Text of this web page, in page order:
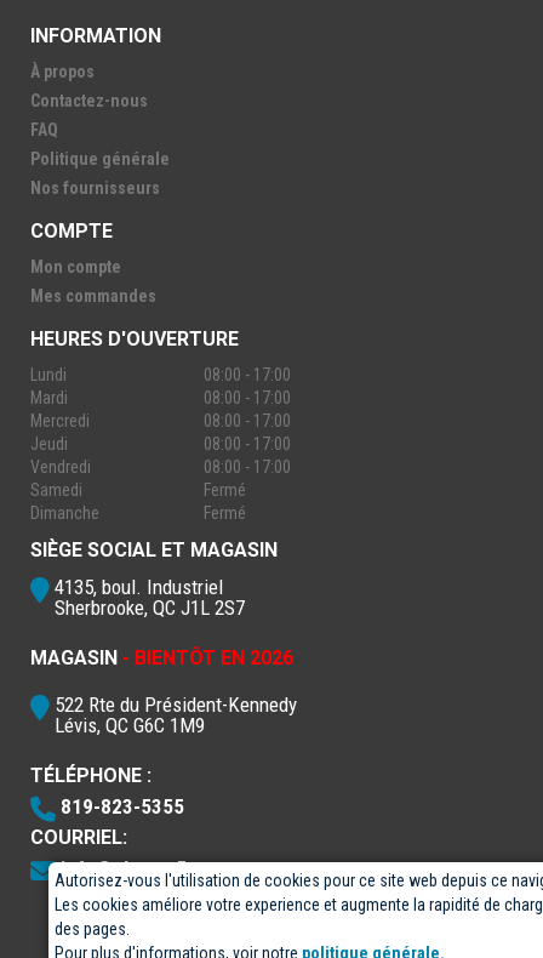
Autorisez-vous l'utilisation de cookies pour ce site web depuis ce
Les cookies améliore votre experience et augmente la rapidité de
des pages.
Pour plus d'informations, voir notre politique générale.
INFORMATION
À propos
Contactez-nous
FAQ
Politique générale
Nos fournisseurs
COMPTE
Mon compte
Mes commandes
HEURES D'OUVERTURE
Lundi
08:00 - 17:00
Mardi
08:00 - 17:00
Mercredi
08:00 - 17:00
Jeudi
08:00 - 17:00
Vendredi
08:00 - 17:00
Samedi
Fermé
Dimanche
Fermé
SIÈGE SOCIAL ET MAGASIN
4135, boul. Industriel
Sherbrooke, QC J1L 2S7
MAGASIN - BIENTÔT EN 2026
522 Rte du Président-Kennedy
Lévis, QC G6C 1M9
TÉLÉPHONE :
819-823-5355
COURRIEL:
info@electro5.com